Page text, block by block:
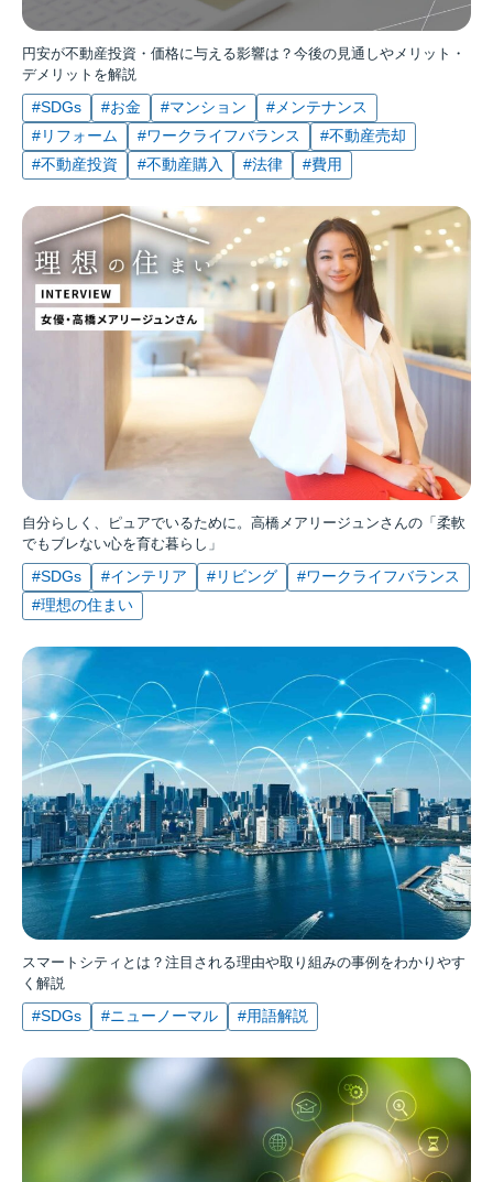
円安が不動産投資・価格に与える影響は？今後の見通しやメリット・
デメリットを解説
#SDGs #お金 #マンション
#メンテナンス
#リフォーム
#ワークライフバランス
#不動産売却
#不動産投資
#不動産購入 #法律 #費用
自分らしく、ピュアでいるために。高橋メアリージュンさんの「柔軟
でもブレない心を育む暮らし」
#SDGs #インテリア #リビング
#ワークライフバランス
#理想の住まい
スマートシティとは？注目される理由や取り組みの事例をわかりやす
く解説
#SDGs #ニューノーマル #用語解説